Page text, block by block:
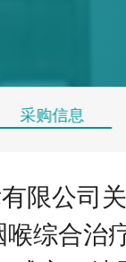
采购信息
限公司
综合治